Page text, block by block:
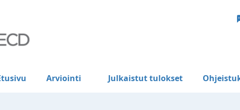
Arviointi Julkaistut tulokset